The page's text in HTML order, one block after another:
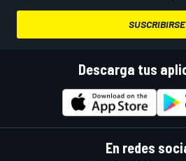
SUSCRIBIRSE
Descarga tus
En redes